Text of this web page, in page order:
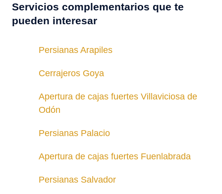
Servicios complementarios que te
pueden interesar
Persianas Arapiles
Cerrajeros Goya
Apertura de cajas fuertes Villaviciosa de
Odón
Persianas Palacio
Apertura de cajas fuertes Fuenlabrada
Persianas Salvador